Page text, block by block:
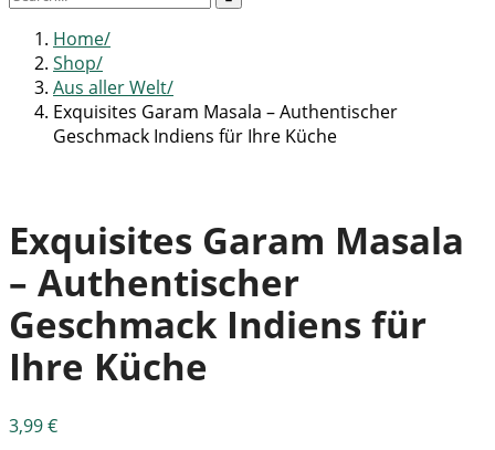
Home
Shop
Aus aller Welt
Exquisites Garam Masala – Authentischer
Geschmack Indiens für Ihre Küche
Exquisites Garam Masala
– Authentischer
Geschmack Indiens für
Ihre Küche
3,99€